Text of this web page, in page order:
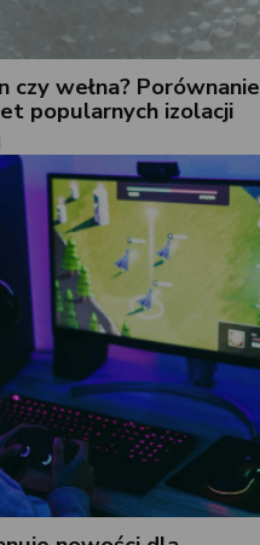
czy wełna? Porównanie
popularnych izolacji